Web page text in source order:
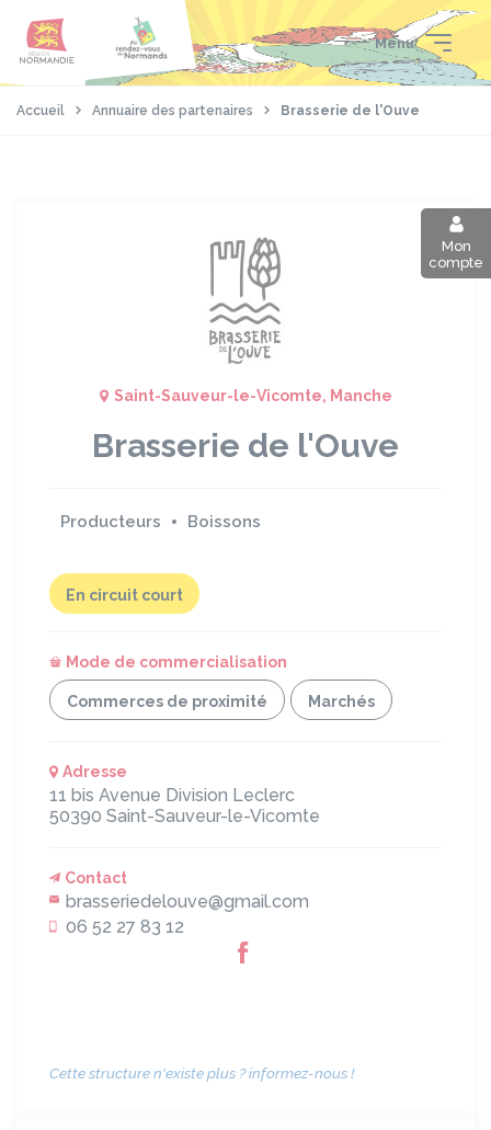
contenu
pied
Menu
Mon
compte
Accueil Annuaire des partenaires Brasserie de l'Ouve
Saint-Sauveur-le-Vicomte, Manche
Brasserie de l'Ouve
Producteurs Boissons
En circuit court
Mode de commercialisation
Commerces de proximité Marchés
Adresse
11 bis Avenue Division Leclerc
50390 Saint-Sauveur-le-Vicomte
Contact
brasseriedelouve@gmail.com
06 52 27 83 12
Cette structure n'existe plus ? informez-nous !
Panneau de gestion des cookies